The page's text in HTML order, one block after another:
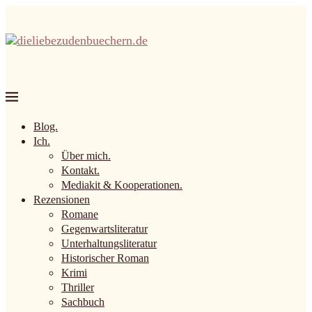
Blog.
Ich.
Über mich.
Kontakt.
Mediakit & Kooperationen.
Rezensionen
Romane
Gegenwartsliteratur
Unterhaltungsliteratur
Historischer Roman
Krimi
Thriller
Sachbuch